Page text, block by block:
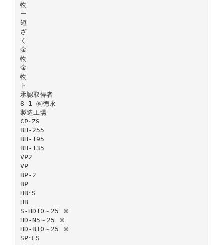
物
ー
短
ざ
く
金
物
金
物
ト
承認取得者
8-1 ㈱徳永
製造工場
CP･ZS
BH-255
BH-195
BH-135
VP2
VP
BP-2
BP
HB･S
HB
S-HD10～25 ※
HD-N5～25 ※
HD-B10～25 ※
SP･ES